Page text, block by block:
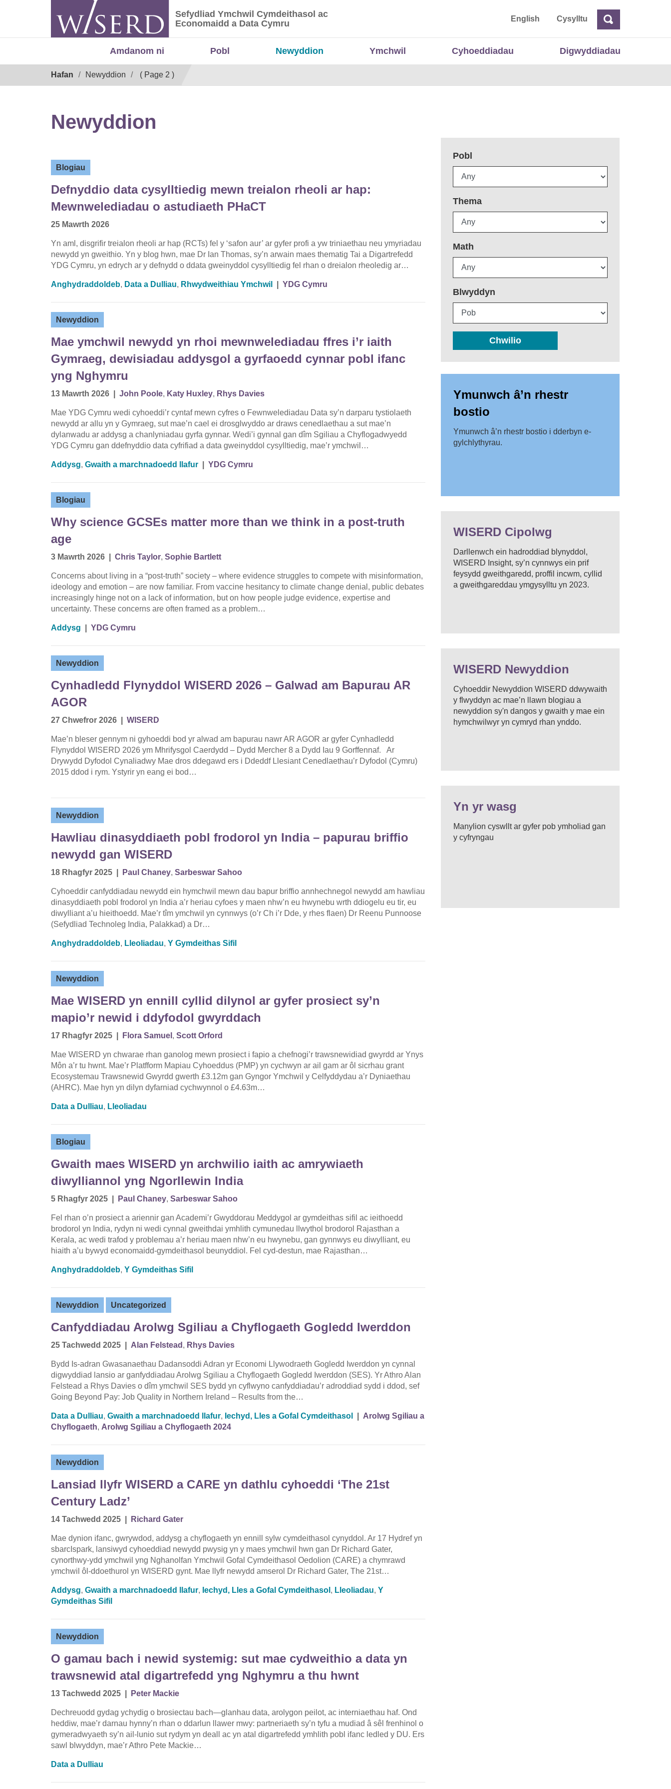
Sefydliad Ymchwil Cymdeithasol ac Economaidd a Data Cymru
Sefydliad Ymchwil Cymdeithasol ac
Economaidd a Data Cymru
English CysylltuChwilio
Amdanom ni Pobl Newyddion Ymchwil Cyhoeddiadau Digwyddiadau
Hafan Newyddion ( Page 2 )
Newyddion
Blogiau
Defnyddio data cysylltiedig mewn treialon rheoli ar hap:
Mewnwelediadau o astudiaeth PHaCT
25 Mawrth 2026
Yn aml, disgrifir treialon rheoli ar hap (RCTs) fel y ‘safon aur’ ar gyfer profi a yw triniaethau neu ymyriadau
newydd yn gweithio. Yn y blog hwn, mae Dr Ian Thomas, sy’n arwain maes thematig Tai a Digartrefedd
YDG Cymru, yn edrych ar y defnydd o ddata gweinyddol cysylltiedig fel rhan o dreialon rheoledig ar…
Anghydraddoldeb, Data a Dulliau, Rhwydweithiau Ymchwil YDG Cymru
Newyddion
Mae ymchwil newydd yn rhoi mewnwelediadau ffres i’r iaith
Gymraeg, dewisiadau addysgol a gyrfaoedd cynnar pobl ifanc
yng Nghymru
13 Mawrth 2026 John Poole, Katy Huxley, Rhys Davies
Mae YDG Cymru wedi cyhoeddi’r cyntaf mewn cyfres o Fewnwelediadau Data sy’n darparu tystiolaeth
newydd ar allu yn y Gymraeg, sut mae’n cael ei drosglwyddo ar draws cenedlaethau a sut mae’n
dylanwadu ar addysg a chanlyniadau gyrfa gynnar. Wedi’i gynnal gan dîm Sgiliau a Chyflogadwyedd
YDG Cymru gan ddefnyddio data cyfrifiad a data gweinyddol cysylltiedig, mae’r ymchwil…
Addysg, Gwaith a marchnadoedd llafur YDG Cymru
Blogiau
Why science GCSEs matter more than we think in a post‑truth
age
3 Mawrth 2026 Chris Taylor, Sophie Bartlett
Concerns about living in a “post-truth” society – where evidence struggles to compete with misinformation,
ideology and emotion – are now familiar. From vaccine hesitancy to climate change denial, public debates
increasingly hinge not on a lack of information, but on how people judge evidence, expertise and
uncertainty. These concerns are often framed as a problem…
Addysg YDG Cymru
Newyddion
Cynhadledd Flynyddol WISERD 2026 – Galwad am Bapurau AR
AGOR
27 Chwefror 2026 WISERD
Mae’n bleser gennym ni gyhoeddi bod yr alwad am bapurau nawr AR AGOR ar gyfer Cynhadledd
Flynyddol WISERD 2026 ym Mhrifysgol Caerdydd – Dydd Mercher 8 a Dydd Iau 9 Gorffennaf. Ar
Drywydd Dyfodol Cynaliadwy Mae dros ddegawd ers i Ddeddf Llesiant Cenedlaethau’r Dyfodol (Cymru)
2015 ddod i rym. Ystyrir yn eang ei bod…
Newyddion
Hawliau dinasyddiaeth pobl frodorol yn India – papurau briffio
newydd gan WISERD
18 Rhagfyr 2025 Paul Chaney, Sarbeswar Sahoo
Cyhoeddir canfyddiadau newydd ein hymchwil mewn dau bapur briffio annhechnegol newydd am hawliau
dinasyddiaeth pobl frodorol yn India a’r heriau cyfoes y maen nhw’n eu hwynebu wrth ddiogelu eu tir, eu
diwylliant a’u hieithoedd. Mae’r tîm ymchwil yn cynnwys (o’r Ch i’r Dde, y rhes flaen) Dr Reenu Punnoose
(Sefydliad Technoleg India, Palakkad) a Dr…
Anghydraddoldeb, Lleoliadau, Y Gymdeithas Sifil
Newyddion
Mae WISERD yn ennill cyllid dilynol ar gyfer prosiect sy’n
mapio’r newid i ddyfodol gwyrddach
17 Rhagfyr 2025 Flora Samuel , Scott Orford
Mae WISERD yn chwarae rhan ganolog mewn prosiect i fapio a chefnogi’r trawsnewidiad gwyrdd ar Ynys
Môn a’r tu hwnt. Mae’r Platfform Mapiau Cyhoeddus (PMP) yn cychwyn ar ail gam ar ôl sicrhau grant
Ecosystemau Trawsnewid Gwyrdd gwerth £3.12m gan Gyngor Ymchwil y Celfyddydau a’r Dyniaethau
(AHRC). Mae hyn yn dilyn dyfarniad cychwynnol o £4.63m…
Data a Dulliau, Lleoliadau
Blogiau
Gwaith maes WISERD yn archwilio iaith ac amrywiaeth
diwylliannol yng Ngorllewin India
5 Rhagfyr 2025 Paul Chaney, Sarbeswar Sahoo
Fel rhan o’n prosiect a ariennir gan Academi’r Gwyddorau Meddygol ar gymdeithas sifil ac ieithoedd
brodorol yn India, rydyn ni wedi cynnal gweithdai ymhlith cymunedau llwythol brodorol Rajasthan a
Kerala, ac wedi trafod y problemau a’r heriau maen nhw’n eu hwynebu, gan gynnwys eu diwylliant, eu
hiaith a’u bywyd economaidd-gymdeithasol beunyddiol. Fel cyd-destun, mae Rajasthan…
Anghydraddoldeb, Y Gymdeithas Sifil
Newyddion Uncategorized
Canfyddiadau Arolwg Sgiliau a Chyflogaeth Gogledd Iwerddon
25 Tachwedd 2025 Alan Felstead , Rhys Davies
Bydd Is-adran Gwasanaethau Dadansoddi Adran yr Economi Llywodraeth Gogledd Iwerddon yn cynnal
digwyddiad lansio ar ganfyddiadau Arolwg Sgiliau a Chyflogaeth Gogledd Iwerddon (SES). Yr Athro Alan
Felstead a Rhys Davies o dîm ymchwil SES bydd yn cyflwyno canfyddiadau’r adroddiad sydd i ddod, sef
Going Beyond Pay: Job Quality in Northern Ireland – Results from the…
Data a Dulliau, Gwaith a marchnadoedd llafur, Iechyd, Lles a Gofal Cymdeithasol
Arolwg Sgiliau a
Chyflogaeth, Arolwg Sgiliau a Chyflogaeth 2024
Newyddion
Lansiad llyfr WISERD a CARE yn dathlu cyhoeddi ‘The 21st
Century Ladz’
14 Tachwedd 2025 Richard Gater
Mae dynion ifanc, gwrywdod, addysg a chyflogaeth yn ennill sylw cymdeithasol cynyddol. Ar 17 Hydref yn
sbarcIspark, lansiwyd cyhoeddiad newydd pwysig yn y maes ymchwil hwn gan Dr Richard Gater,
cynorthwy-ydd ymchwil yng Nghanolfan Ymchwil Gofal Cymdeithasol Oedolion (CARE) a chymrawd
ymchwil ôl-ddoethurol yn WISERD gynt. Mae llyfr newydd amserol Dr Richard Gater, The 21st…
Addysg, Gwaith a marchnadoedd llafur, Iechyd, Lles a Gofal Cymdeithasol , Lleoliadau, Y
Gymdeithas Sifil
Newyddion
O gamau bach i newid systemig: sut mae cydweithio a data yn
trawsnewid atal digartrefedd yng Nghymru a thu hwnt
13 Tachwedd 2025 Peter Mackie
Dechreuodd gydag ychydig o brosiectau bach—glanhau data, arolygon peilot, ac interniaethau haf. Ond
heddiw, mae’r darnau hynny’n rhan o ddarlun llawer mwy: partneriaeth sy’n tyfu a mudiad â sêl frenhinol o
gymeradwyaeth sy’n ail-lunio sut rydym yn deall ac yn atal digartrefedd ymhlith pobl ifanc ledled y DU. Ers
sawl blwyddyn, mae’r Athro Pete Mackie…
Data a Dulliau
Pobl
Thema
Math
Blwyddyn
Chwilio
Ymunwch â’n rhestr
bostio
Ymunwch â’n rhestr bostio i dderbyn e-
gylchlythyrau.
WISERD Cipolwg
Darllenwch ein hadroddiad blynyddol,
WISERD Insight, sy’n cynnwys ein prif
feysydd gweithgaredd, proffil incwm, cyllid
a gweithgareddau ymgysylltu yn 2023.
WISERD Newyddion
Cyhoeddir Newyddion WISERD ddwywaith
y flwyddyn ac mae’n llawn blogiau a
newyddion sy'n dangos y gwaith y mae ein
hymchwilwyr yn cymryd rhan ynddo.
Yn yr wasg
Manylion cyswllt ar gyfer pob ymholiad gan
y cyfryngau